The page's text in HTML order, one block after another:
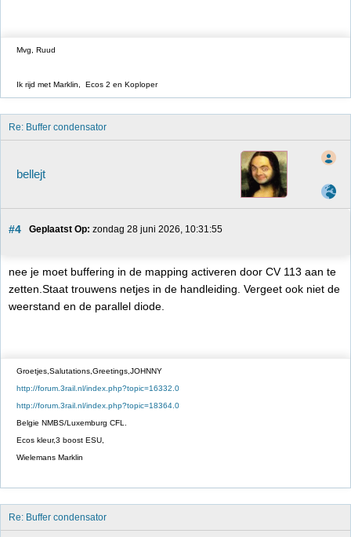
Mvg, Ruud
Ik rijd met Marklin, Ecos 2 en Koploper
Re: Buffer condensator
bellejt
#4 Geplaatst Op: zondag 28 juni 2026, 10:31:55
nee je moet buffering in de mapping activeren door CV 113 aan te
zetten.Staat trouwens netjes in de handleiding. Vergeet ook niet de
weerstand en de parallel diode.
Groetjes,Salutations,Greetings,JOHNNY
http://forum.3rail.nl/index.php?topic=16332.0
http://forum.3rail.nl/index.php?topic=18364.0
Belgie NMBS/Luxemburg CFL.
Ecos kleur,3 boost ESU,
Wielemans Marklin
Re: Buffer condensator